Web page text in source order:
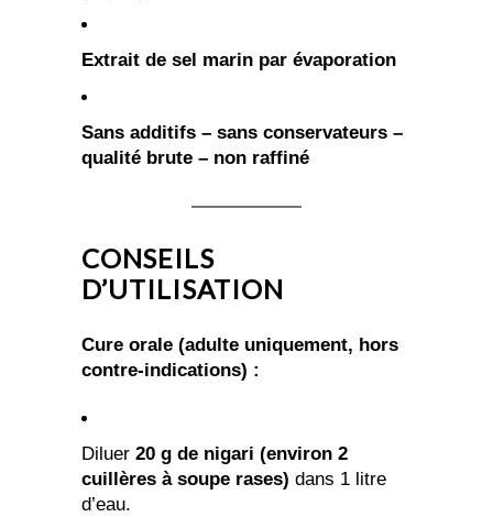
Extrait de sel marin par évaporation
Sans additifs – sans conservateurs –
qualité brute – non raffiné
CONSEILS
D’UTILISATION
Cure orale (adulte uniquement, hors
contre-indications) :
Diluer 20 g de nigari (environ 2
cuillères à soupe rases) dans 1 litre
d’eau.